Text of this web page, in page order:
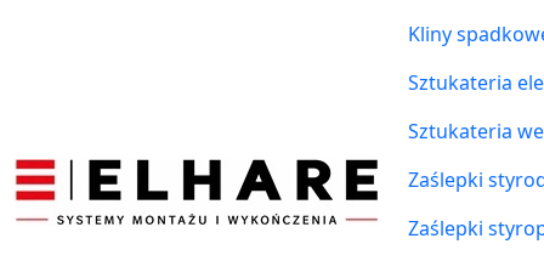
Kliny
Sztukateria
Sztukateria
Zaślepki
Zaślepki